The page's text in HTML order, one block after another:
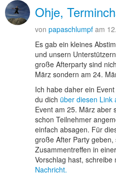
Ohje,
von papaschlumpf am
Es gab ein kleines
und unsern
große Afterparty sind
März sondern am 24.
Ich habe daher ein
du dich über diesen Link
Event am 25. März aber
schon Teilnehmer
einfach absagen. Für
große After Party
Zusammentreffen in
Vorschlag hast, schreibe
Nachricht.